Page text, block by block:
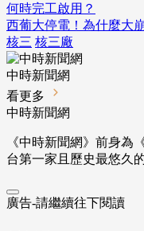
何時完工啟用？
西葡大停電！為什麼大
核三 核三廠
中時新聞網
看更多
中時新聞網
《中時新聞網》前身為
台第一家且歷史最悠久
廣告-請繼續往下閱讀